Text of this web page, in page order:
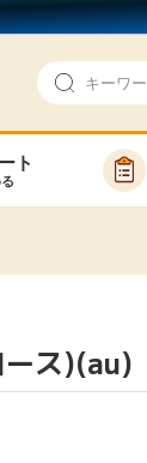
モ
ト
ス)(au)